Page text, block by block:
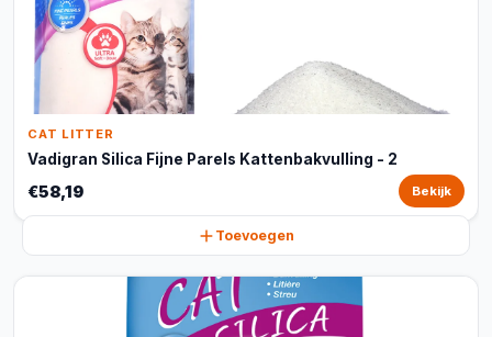
CAT LITTER
Vadigran Silica Fijne Parels Kattenbakvulling - 2
€58,19 Bekijk
Toevoegen